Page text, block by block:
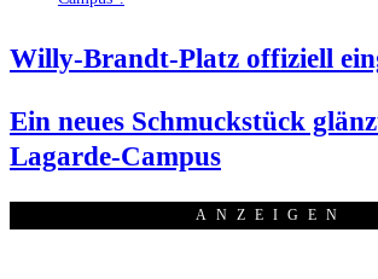
Wil­ly-Brandt-Platz offi­zi­ell
Ein neu­es Schmuck­stück
Lagarde-Campus
ANZEI­GEN